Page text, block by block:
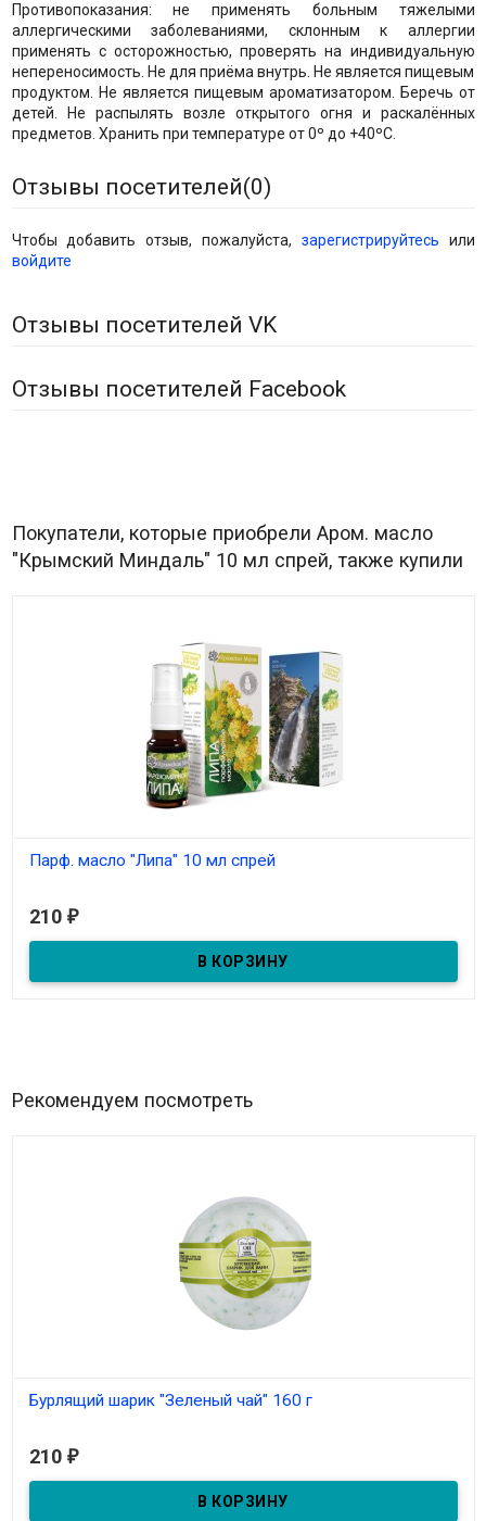
Противопоказания: не применять больным тяжелыми
аллергическими заболеваниями, склонным к аллергии
применять с осторожностью, проверять на индивидуальную
непереносимость. Не для приёма внутрь. Не является пищевым
продуктом. Не является пищевым ароматизатором. Беречь от
детей. Не распылять возле открытого огня и раскалённых
предметов. Хранить при температуре от 0º до +40ºС.
Отзывы посетителей(0)
Чтобы добавить отзыв, пожалуйста, зарегистрируйтесь или
войдите
Отзывы посетителей VK
Отзывы посетителей Facebook
Покупатели, которые приобрели Аром. масло
"Крымский Миндаль" 10 мл спрей, также купили
Парф. масло "Липа" 10 мл спрей
В наличии
210 ₽
Рекомендуем посмотреть
Бурлящий шарик "Зеленый чай" 160 г
В наличии
210 ₽